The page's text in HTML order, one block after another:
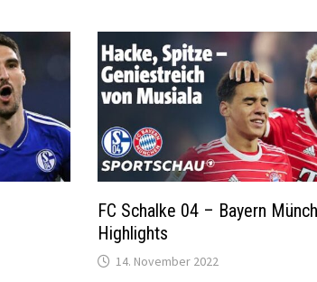
FC Schalke 04 – Bayern
Highlights
14. November 2022